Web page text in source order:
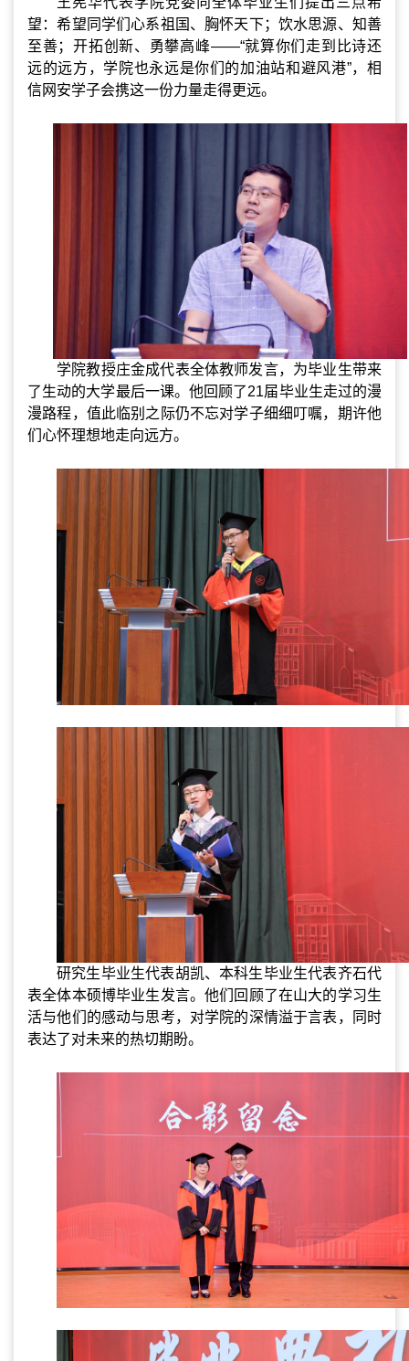
望：希望同学们心系祖国、胸怀天下；饮水思源、知善
至善；开拓创新、勇攀高峰——“就算你们走到比诗还
远的远方，学院也永远是你们的加油站和避风港”，相
信网安学子会携这一份力量走得更远。
学院教授庄金成代表全体教师发言， 为毕业生带来
了生动的大学最后一课。 他回顾了21届毕业生走过的漫
漫路程，值此临别之际仍不忘对学子细细叮嘱，期许他
们心怀理想地走向远方。
研究生毕业生代表胡凯、本科生毕业生代表齐石代
表全体本硕博毕业生发言。他们回顾了在山大的学习生
活与他们的感动与思考，对学院的深情溢于言表，同时
表达了对未来的热切期盼。